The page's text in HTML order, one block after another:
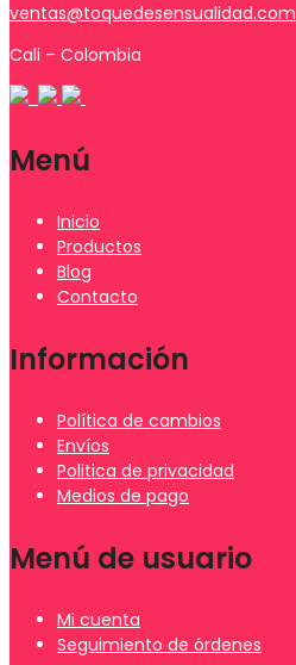
ventas@toquedesensualidad.com
Cali – Colombia
Menú
Inicio
Productos
Blog
Contacto
Información
Política de cambios
Envíos
Politica de privacidad
Medios de pago
Menú de usuario
Mi cuenta
Seguimiento de órdenes